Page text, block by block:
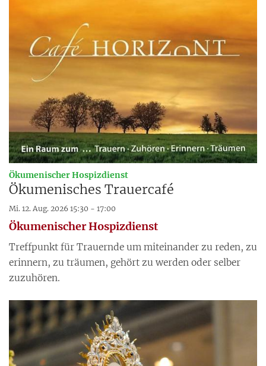
Ökumenischer Hospizdienst:
Ökumenisches Trauercafé
Mi. 12. Aug. 2026 15:30 - 17:00
Ökumenischer Hospizdienst
Treffpunkt für Trauernde um miteinander zu reden, zu
erinnern, zu träumen, gehört zu werden oder selber
zuzuhören.